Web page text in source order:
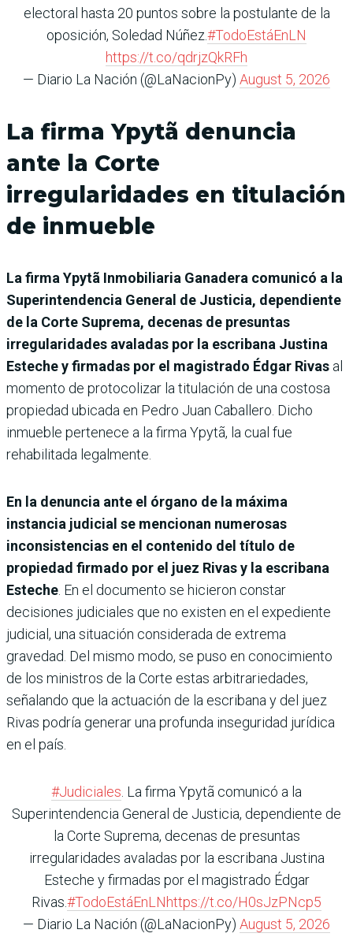
electoral hasta 20 puntos sobre la postulante de la
oposición, Soledad Núñez.#TodoEstáEnLN
https://t.co/qdrjzQkRFh
— Diario La Nación (@LaNacionPy) August 5, 2026
La firma Ypytã denuncia
ante la Corte
irregularidades en titulación
de inmueble
La firma Ypytã Inmobiliaria Ganadera comunicó a la
Superintendencia General de Justicia, dependiente
de la Corte Suprema, decenas de presuntas
irregularidades avaladas por la escribana Justina
Esteche y firmadas por el magistrado Édgar Rivas al
momento de protocolizar la titulación de una costosa
propiedad ubicada en Pedro Juan Caballero. Dicho
inmueble pertenece a la firma Ypytã, la cual fue
rehabilitada legalmente.
En la denuncia ante el órgano de la máxima
instancia judicial se mencionan numerosas
inconsistencias en el contenido del título de
propiedad firmado por el juez Rivas y la escribana
Esteche . En el documento se hicieron constar
decisiones judiciales que no existen en el expediente
judicial, una situación considerada de extrema
gravedad. Del mismo modo, se puso en conocimiento
de los ministros de la Corte estas arbitrariedades,
señalando que la actuación de la escribana y del juez
Rivas podría generar una profunda inseguridad jurídica
en el país.
#Judiciales . La firma Ypytã comunicó a la
Superintendencia General de Justicia, dependiente de
la Corte Suprema, decenas de presuntas
irregularidades avaladas por la escribana Justina
Esteche y firmadas por el magistrado Édgar
Rivas.#TodoEstáEnLNhttps://t.co/H0sJzPNcp5
— Diario La Nación (@LaNacionPy) August 5, 2026